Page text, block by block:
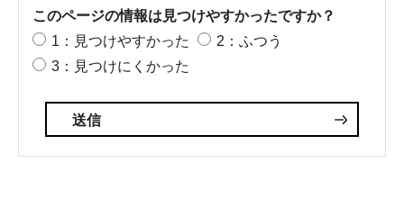
このページの情報は見つけやすかったですか？
1：見つけやすかった
2：ふつう
3：見つけにくかった